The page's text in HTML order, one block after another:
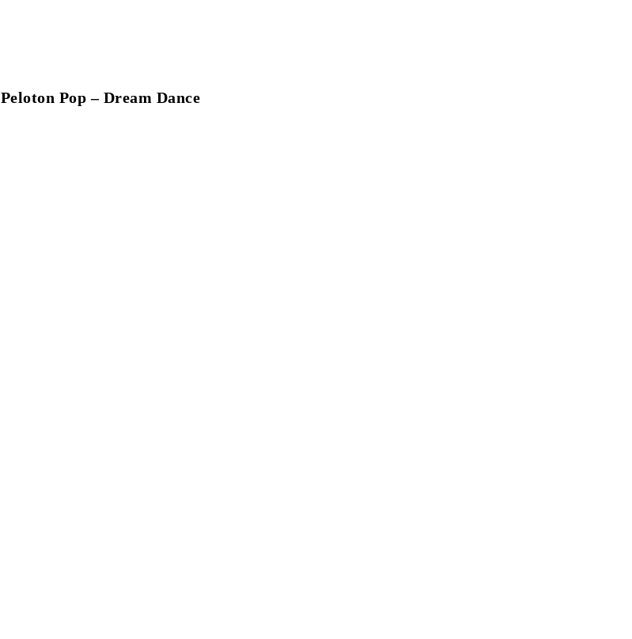
Peloton Pop – Dream Dance